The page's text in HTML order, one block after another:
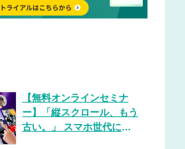
【無料オンラインセミナ
ー】「縦スクロール、もう
古い。」 スマホ世代に刺